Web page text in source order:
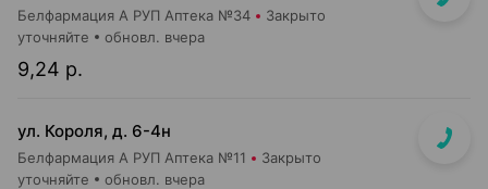
Белфармация А РУП Аптека №34 Закрыто
9,24 р.
уточняйте обновл. вчера
ул. Короля, д. 6-4н
Белфармация А РУП Аптека №11 Закрыто
уточняйте обновл. вчера